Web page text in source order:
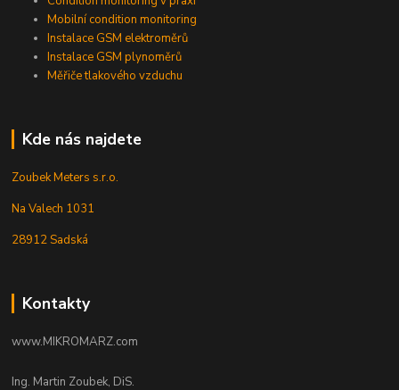
Mobilní condition monitoring
Instalace GSM elektroměrů
Instalace GSM plynoměrů
Měřiče tlakového vzduchu
Kde nás najdete
Zoubek Meters s.r.o.
Na Valech 1031
28912 Sadská
Kontakty
www.MIKROMARZ.com
Ing. Martin Zoubek, DiS.